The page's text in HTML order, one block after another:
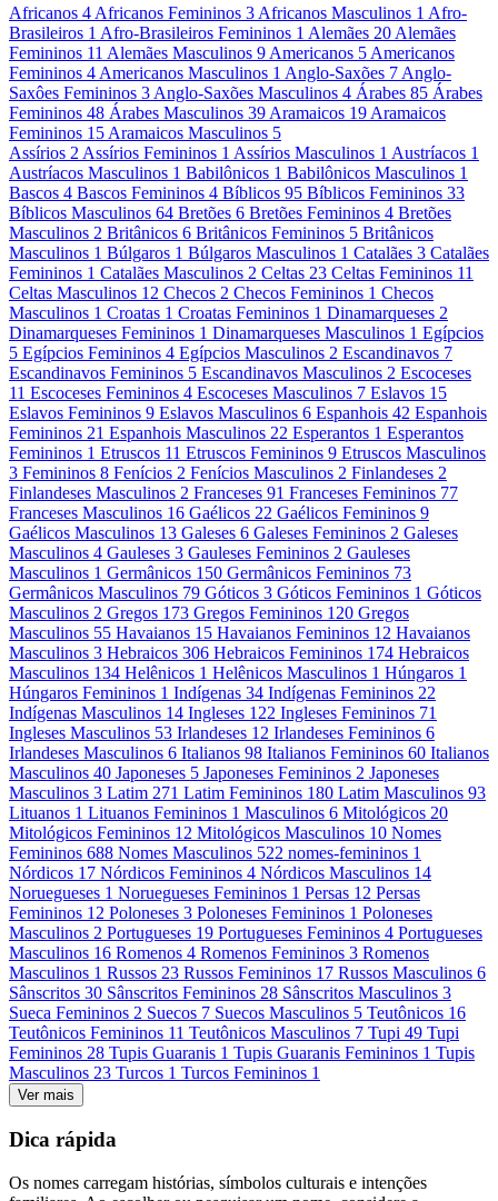
Africanos 4 Africanos Femininos 3 Africanos Masculinos 1 Afro-
Brasileiros 1 Afro-Brasileiros Femininos 1 Alemães 20 Alemães
Femininos 11 Alemães Masculinos 9 Americanos 5 Americanos
Femininos 4 Americanos Masculinos 1 Anglo-Saxões 7 Anglo-
Saxôes Femininos 3 Anglo-Saxões Masculinos 4 Árabes 85 Árabes
Femininos 48 Árabes Masculinos 39 Aramaicos 19 Aramaicos
Femininos 15 Aramaicos Masculinos 5
Assírios 2 Assírios Femininos 1 Assírios Masculinos 1 Austríacos 1
Austríacos Masculinos 1 Babilônicos 1 Babilônicos Masculinos 1
Bascos 4 Bascos Femininos 4 Bíblicos 95 Bíblicos Femininos 33
Bíblicos Masculinos 64 Bretões 6 Bretões Femininos 4 Bretões
Masculinos 2 Britânicos 6 Britânicos Femininos 5 Britânicos
Masculinos 1 Búlgaros 1 Búlgaros Masculinos 1 Catalães 3 Catalães
Femininos 1 Catalães Masculinos 2 Celtas 23 Celtas Femininos 11
Celtas Masculinos 12 Checos 2 Checos Femininos 1 Checos
Masculinos 1 Croatas 1 Croatas Femininos 1 Dinamarqueses 2
Dinamarqueses Femininos 1 Dinamarqueses Masculinos 1 Egípcios
5 Egípcios Femininos 4 Egípcios Masculinos 2 Escandinavos 7
Escandinavos Femininos 5 Escandinavos Masculinos 2 Escoceses
11 Escoceses Femininos 4 Escoceses Masculinos 7 Eslavos 15
Eslavos Femininos 9 Eslavos Masculinos 6 Espanhois 42 Espanhois
Femininos 21 Espanhois Masculinos 22 Esperantos 1 Esperantos
Femininos 1 Etruscos 11 Etruscos Femininos 9 Etruscos Masculinos
3 Femininos 8 Fenícios 2 Fenícios Masculinos 2 Finlandeses 2
Finlandeses Masculinos 2 Franceses 91 Franceses Femininos 77
Franceses Masculinos 16 Gaélicos 22 Gaélicos Femininos 9
Gaélicos Masculinos 13 Galeses 6 Galeses Femininos 2 Galeses
Masculinos 4 Gauleses 3 Gauleses Femininos 2 Gauleses
Masculinos 1 Germânicos 150 Germânicos Femininos 73
Germânicos Masculinos 79 Góticos 3 Góticos Femininos 1 Góticos
Masculinos 2 Gregos 173 Gregos Femininos 120 Gregos
Masculinos 55 Havaianos 15 Havaianos Femininos 12 Havaianos
Masculinos 3 Hebraicos 306 Hebraicos Femininos 174 Hebraicos
Masculinos 134 Helênicos 1 Helênicos Masculinos 1 Húngaros 1
Húngaros Femininos 1 Indígenas 34 Indígenas Femininos 22
Indígenas Masculinos 14 Ingleses 122 Ingleses Femininos 71
Ingleses Masculinos 53 Irlandeses 12 Irlandeses Femininos 6
Irlandeses Masculinos 6 Italianos 98 Italianos Femininos 60 Italianos
Masculinos 40 Japoneses 5 Japoneses Femininos 2 Japoneses
Masculinos 3 Latim 271 Latim Femininos 180 Latim Masculinos 93
Lituanos 1 Lituanos Femininos 1 Masculinos 6 Mitológicos 20
Mitológicos Femininos 12 Mitológicos Masculinos 10 Nomes
Femininos 688 Nomes Masculinos 522 nomes-femininos 1
Nórdicos 17 Nórdicos Femininos 4 Nórdicos Masculinos 14
Noruegueses 1 Noruegueses Femininos 1 Persas 12 Persas
Femininos 12 Poloneses 3 Poloneses Femininos 1 Poloneses
Masculinos 2 Portugueses 19 Portugueses Femininos 4 Portugueses
Masculinos 16 Romenos 4 Romenos Femininos 3 Romenos
Masculinos 1 Russos 23 Russos Femininos 17 Russos Masculinos 6
Sânscritos 30 Sânscritos Femininos 28 Sânscritos Masculinos 3
Sueca Femininos 2 Suecos 7 Suecos Masculinos 5 Teutônicos 16
Teutônicos Femininos 11 Teutônicos Masculinos 7 Tupi 49 Tupi
Femininos 28 Tupis Guaranis 1 Tupis Guaranis Femininos 1 Tupis
Masculinos 23 Turcos 1 Turcos Femininos 1
Ver mais
Dica rápida
Os nomes carregam histórias, símbolos culturais e intenções